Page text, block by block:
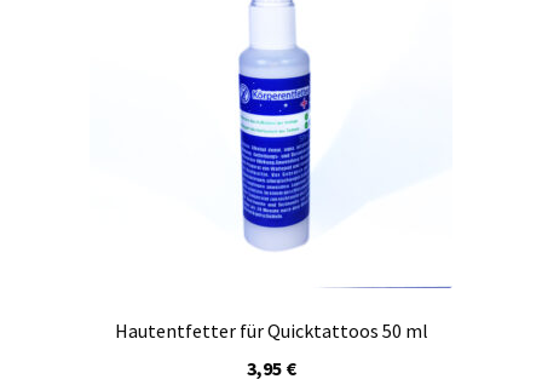
Hautentfetter für Quicktattoos 50 ml
3,95 €